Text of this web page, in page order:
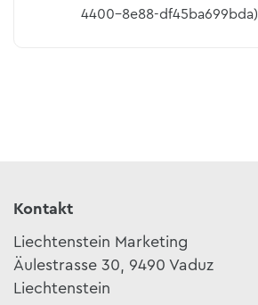
4400-8e88-df45ba699bda)
Kontakt
Liechtenstein Marketing
Äulestrasse 30, 9490 Vaduz
Liechtenstein